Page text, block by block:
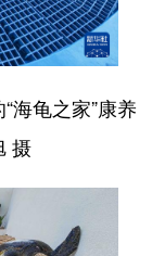
海龟之家”康养
摄